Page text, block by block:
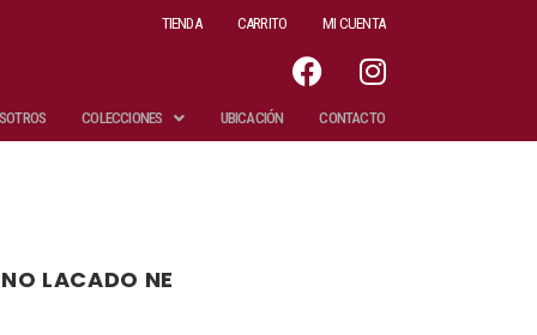
TIENDA CARRITO MI CUENTA
COLECCIONES UBICACIÓN CONTACTO
LACADO NE